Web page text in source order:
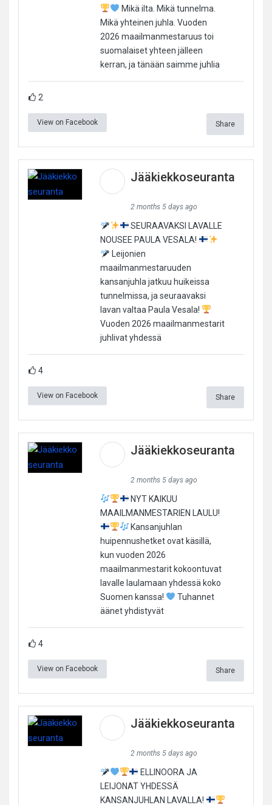
Mikä ilta. Mikä tunnelma.
Mikä yhteinen juhla. Vuoden
2026 maailmanmestaruus toi
suomalaiset yhteen jälleen
kerran, ja tänään saimme juhlia
2
View on Facebook Share
Jääkiekkoseuranta
2 months 5 days ago
SEURAAVAKSI LAVALLE
NOUSEE PAULA VESALA!
Leijonien
maailmanmestaruuden
kansanjuhla jatkuu huikeissa
tunnelmissa, ja seuraavaksi
lavan valtaa Paula Vesala!
Vuoden 2026 maailmanmestarit
juhlivat yhdessä
4
View on Facebook Share
Jääkiekkoseuranta
2 months 5 days ago
NYT KAIKUU
MAAILMANMESTARIEN LAULU!
Kansanjuhlan
huipennushetket ovat käsillä,
kun vuoden 2026
maailmanmestarit kokoontuvat
lavalle laulamaan yhdessä koko
Suomen kanssa!
Tuhannet
äänet yhdistyvät
4
View on Facebook Share
Jääkiekkoseuranta
2 months 5 days ago
ELLINOORA JA
LEIJONAT YHDESSÄ
KANSANJUHLAN LAVALLA!